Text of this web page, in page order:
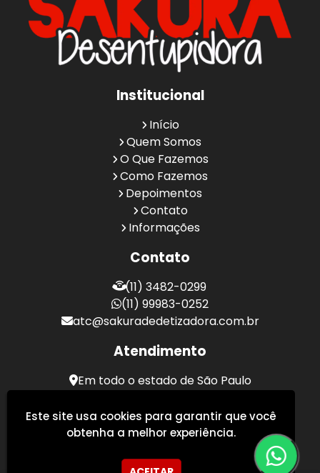
Institucional
Início
Quem Somos
O Que Fazemos
Como Fazemos
Depoimentos
Contato
Informações
Contato
(11) 3482-0299
(11) 99983-0252
atc@sakuradedetizadora.com.br
Atendimento
Em todo o estado de São Paulo
Este site usa cookies para garantir que você
obtenha a melhor experiência.